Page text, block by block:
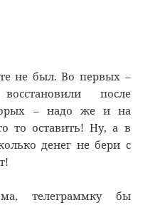
не был. Во первых –
после
– надо же и на
то оставить! Ну, а в
денег не бери с
телеграммку бы